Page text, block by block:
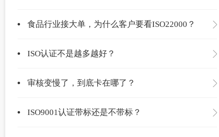
食品行业接大单，为什么客户要看ISO22000？
ISO认证不是越多越好？
审核变慢了，到底卡在哪了？
ISO9001认证带标还是不带标？